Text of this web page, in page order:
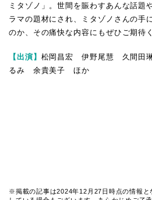
ミタゾノ」。世間を賑わすあんな話題
ラマの題材にされ、ミタゾノさんの手
のか、その痛快な内容にもぜひご期待
【出演】 松岡昌宏 伊野尾慧 久間田
るみ 余貴美子 ほか
※掲載の記事は2024年12月27日時点の情報と